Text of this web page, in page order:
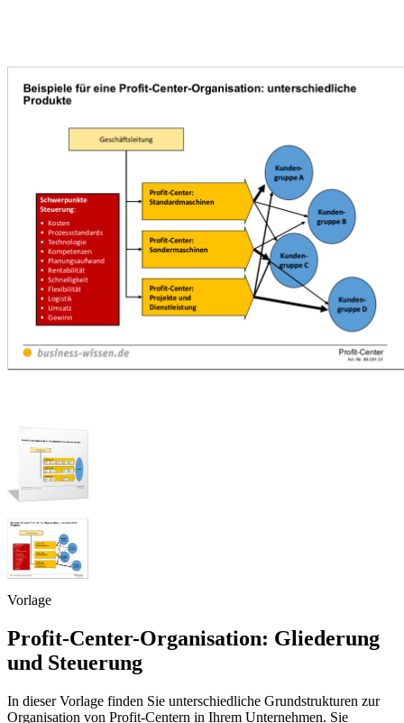
Vorlage
Profit-Center-Organisation: Gliederung
und Steuerung
In dieser Vorlage finden Sie unterschiedliche Grundstrukturen zur
Organisation von Profit-Centern in Ihrem Unternehmen. Sie